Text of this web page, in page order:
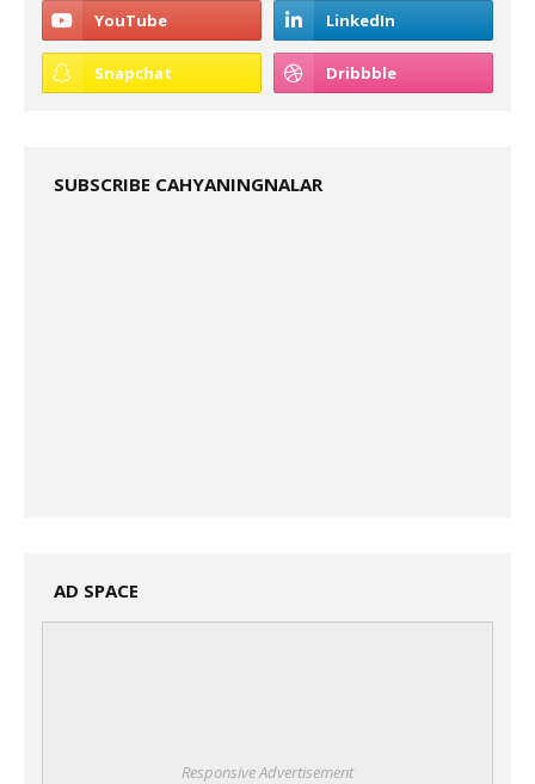
SUBSCRIBE CAHYANINGNALAR
AD SPACE
Responsive Advertisement